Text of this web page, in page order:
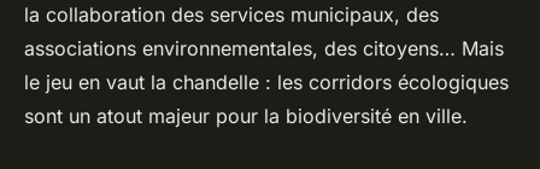
la collaboration des services municipaux, des
associations environnementales, des citoyens… Mais
le jeu en vaut la chandelle : les corridors écologiques
sont un atout majeur pour la biodiversité en ville.